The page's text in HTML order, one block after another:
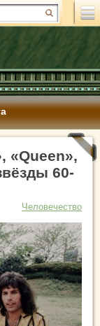
«Queen»,
60-
Человечество